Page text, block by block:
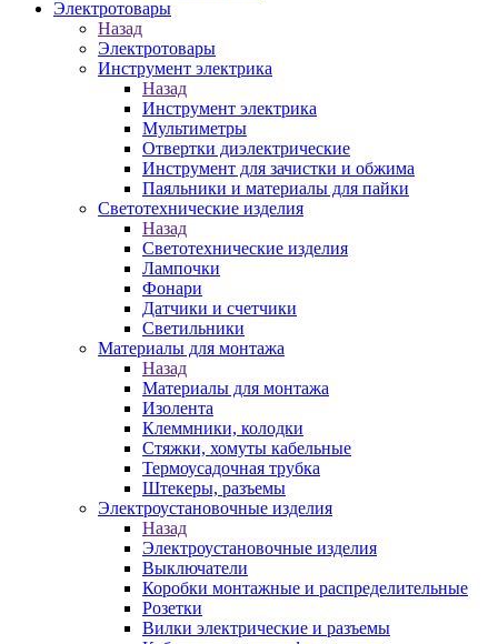
Электротовары
Назад
Электротовары
Инструмент электрика
Назад
Инструмент электрика
Мультиметры
Отвертки диэлектрические
Инструмент для зачистки и обжима
Паяльники и материалы для пайки
Светотехнические изделия
Назад
Светотехнические изделия
Лампочки
Фонари
Датчики и счетчики
Светильники
Материалы для монтажа
Назад
Материалы для монтажа
Изолента
Клеммники, колодки
Стяжки, хомуты кабельные
Термоусадочная трубка
Штекеры, разъемы
Электроустановочные изделия
Назад
Электроустановочные изделия
Выключатели
Коробки монтажные и распределительные
Розетки
Вилки электрические и разъемы